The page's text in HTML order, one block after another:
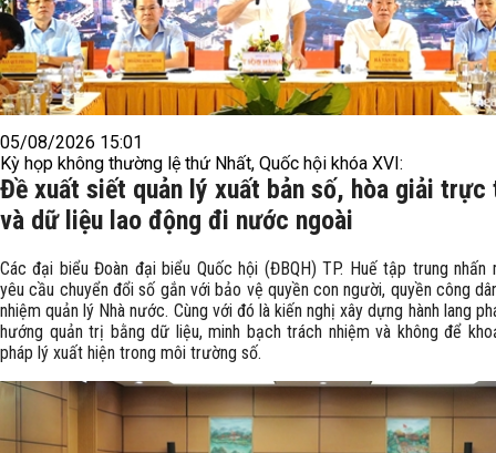
05/08/2026 15:01
Kỳ họp không thường lệ thứ Nhất, Quốc hội khóa XVI:
Đề xuất siết quản lý xuất bản số, hòa giải trực
và dữ liệu lao động đi nước ngoài
Các đại biểu Đoàn đại biểu Quốc hội (ĐBQH) TP. Huế tập trung nhấn
yêu cầu chuyển đổi số gắn với bảo vệ quyền con người, quyền công
nhiệm quản lý Nhà nước. Cùng với đó là kiến nghị xây dựng hành lang
hướng quản trị bằng dữ liệu, minh bạch trách nhiệm và không để
pháp lý xuất hiện trong môi trường số.